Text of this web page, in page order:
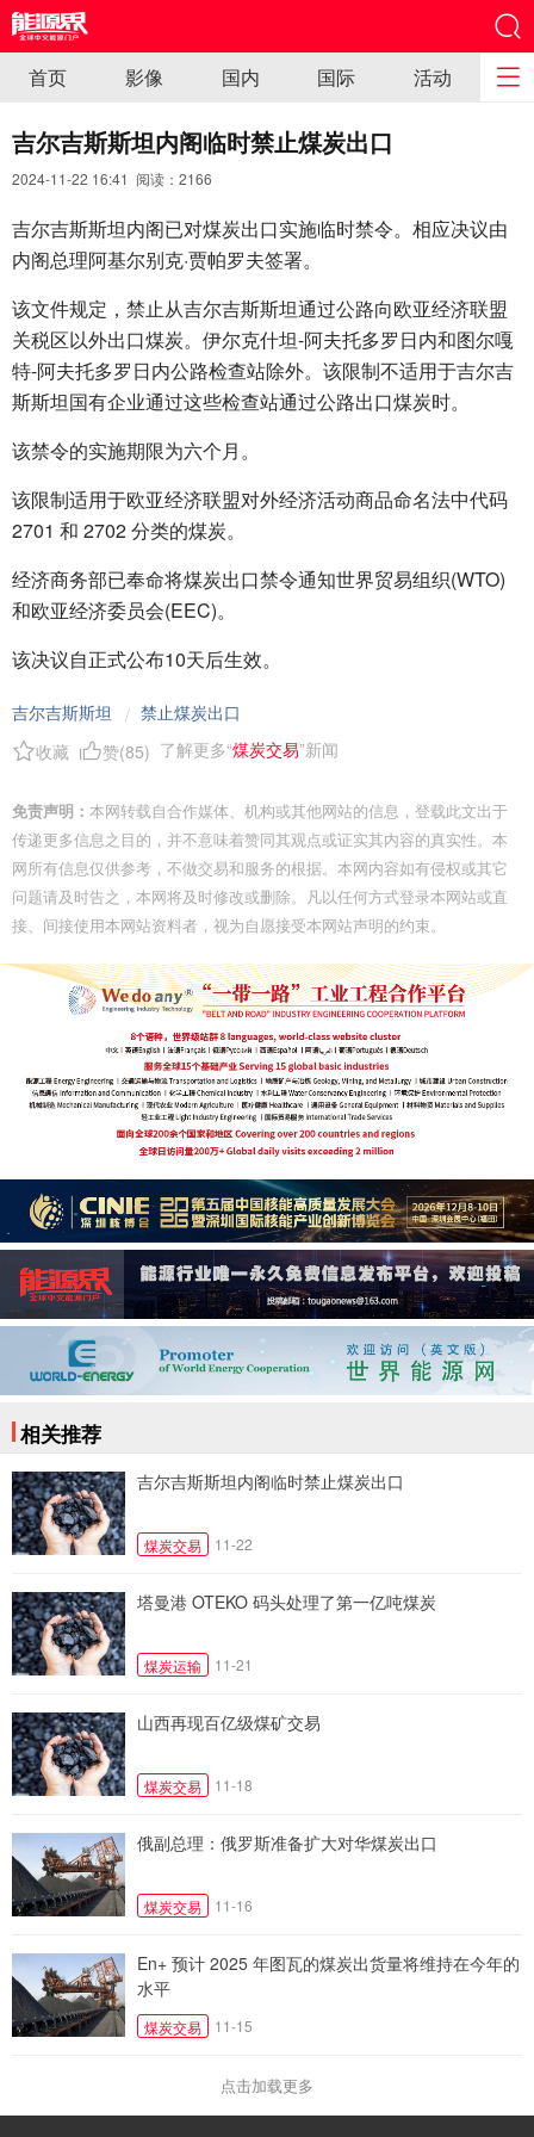
首页 影像 国内 国际 活动
吉尔吉斯斯坦内阁临时禁止煤炭出口
2024-11-22 16:41 阅读： 2166
吉尔吉斯斯坦内阁已对煤炭出口实施临时禁令。相应决议由
内阁总理阿基尔别克·贾帕罗夫签署。
该文件规定，禁止从吉尔吉斯斯坦通过公路向欧亚经济联盟
关税区以外出口煤炭。伊尔克什坦-阿夫托多罗日内和图尔嘎
特-阿夫托多罗日内公路检查站除外。该限制不适用于吉尔吉
斯斯坦国有企业通过这些检查站通过公路出口煤炭时。
该禁令的实施期限为六个月。
该限制适用于欧亚经济联盟对外经济活动商品命名法中代码
2701 和 2702 分类的煤炭。
经济商务部已奉命将煤炭出口禁令通知世界贸易组织(WTO)
和欧亚经济委员会(EEC)。
该决议自正式公布10天后生效。
吉尔吉斯斯坦 / 禁止煤炭出口
收藏
赞(85) 了解更多“煤炭交易”新闻
免责声明： 本网转载自合作媒体、机构或其他网站的信息，登载此文出于
传递更多信息之目的，并不意味着赞同其观点或证实其内容的真实性。本
网所有信息仅供参考，不做交易和服务的根据。本网内容如有侵权或其它
问题请及时告之，本网将及时修改或删除。凡以任何方式登录本网站或直
接、间接使用本网站资料者，视为自愿接受本网站声明的约束。
相关推荐
吉尔吉斯斯坦内阁临时禁止煤炭出口
煤炭交易 11-22
塔曼港 OTEKO 码头处理了第一亿吨煤炭
煤炭运输 11-21
山西再现百亿级煤矿交易
煤炭交易 11-18
俄副总理：俄罗斯准备扩大对华煤炭出口
煤炭交易 11-16
En+ 预计 2025 年图瓦的煤炭出货量将维持在今年的
水平
煤炭交易 11-15
点击加载更多